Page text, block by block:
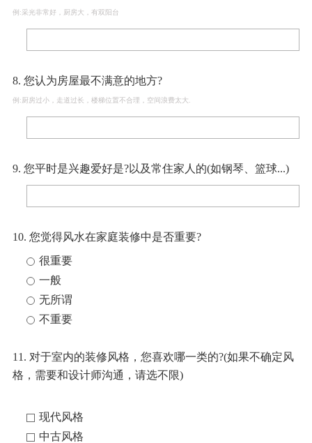
例:采光非常好，厨房大，有双阳台
8. 您认为房屋最不满意的地方?
例:厨房过小，走道过长，楼梯位置不合理，空间浪费太大.
9. 您平时是兴趣爱好是?以及常住家人的(如钢琴、篮球...)
10. 您觉得风水在家庭装修中是否重要?
很重要
一般
无所谓
不重要
11. 对于室内的装修风格，您喜欢哪一类的?(如果不确定风
格，需要和设计师沟通，请选不限)
现代风格
中古风格